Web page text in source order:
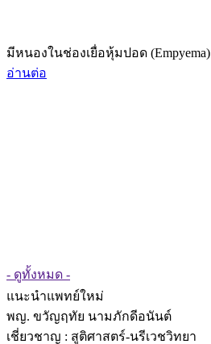
มีหนองในช่องเยื่อหุ้มปอด (Empyema)
อ่านต่อ
- ดูทั้งหมด -
แนะนำแพทย์ใหม่
พญ. ขวัญฤทัย นามภักดีอนันต์
เชี่ยวชาญ : สูติศาสตร์-นรีเวชวิทยา